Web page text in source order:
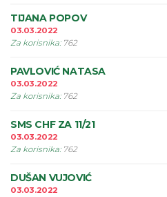
TIJANA POPOV
03.03.2022
Za korisnika: 762
PAVLOVIĆ NATASA
03.03.2022
Za korisnika: 762
SMS CHF ZA 11/21
03.03.2022
Za korisnika: 762
DUŠAN VUJOVIĆ
03.03.2022